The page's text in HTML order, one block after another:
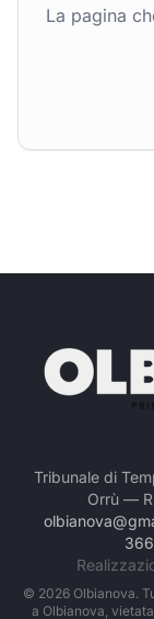
La pagina
Tribunale di
Orrù —
© 2026Olbianova.
a Olbianova,